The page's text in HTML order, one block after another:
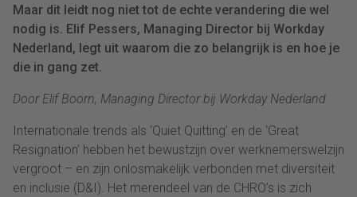
Maar dit leidt nog niet tot de echte verandering die wel
nodig is. Elif Pessers, Managing Director bij Workday
Nederland, legt uit waarom die zo belangrijk is en hoe je
die in gang zet.
Door Elif Boorn, Managing Director bij Workday Nederland
Internationale trends als ‘Quiet Quitting’ en de ‘Great
Resignation’ hebben het bewustzijn over werknemerswelzijn
vergroot – en zijn onlosmakelijk verbonden met diversiteit
en inclusie (D&I). Het merendeel van de CHRO’s is zich